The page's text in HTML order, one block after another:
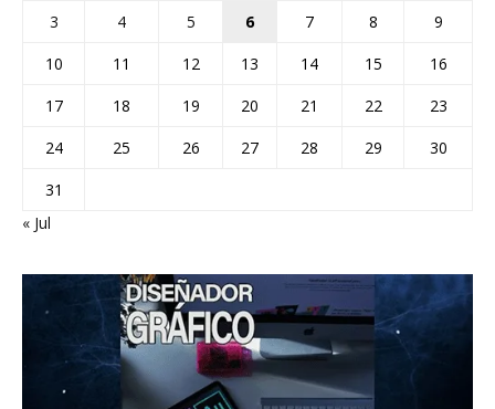
3
4 5 6 7 8
9
10
11 12 13 14 15
16
17
18 19 20 21 22
23
24
25 26 27 28 29
30
31
« Jul